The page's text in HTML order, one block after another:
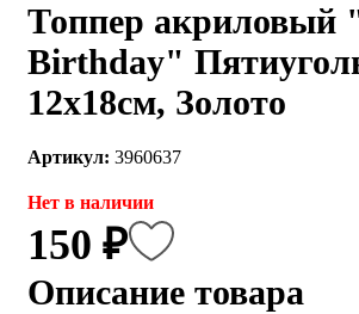
Топпер акриловый
Birthday"
12х18см, Золото
Артикул: 3960637
Нет в наличии
150 ₽
Описание товара